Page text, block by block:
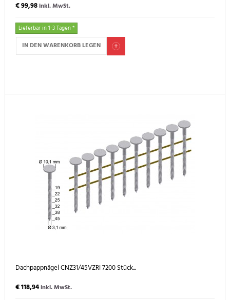
€ 99,98inkl. MwSt.
Lieferbar in 1-3 Tagen *
IN DEN WARENKORB LEGEN
Dachpappnägel CNZ31/45VZRI 7200 Stück...
€ 118,94inkl. MwSt.